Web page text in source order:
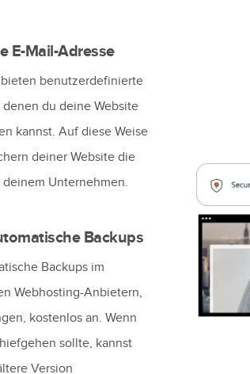
E-Mail-Adresse
benutzerdefinierte
du deine Website
kannst. Auf diese Weise
deiner Website die
Unternehmen.
Backups
Backups im
Webhosting-Anbietern,
kostenlos an. Wenn
sollte, kannst
Version